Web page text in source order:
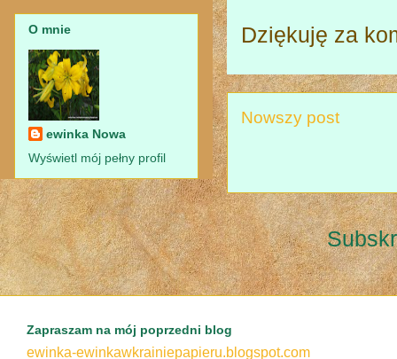
Dziękuję za
Nowszy post
O mnie
ewinka Nowa
Wyświetl mój pełny profil
Zapraszam na mój poprzedni blog
ewinka-ewinkawkrainiepapieru.blogspot.com